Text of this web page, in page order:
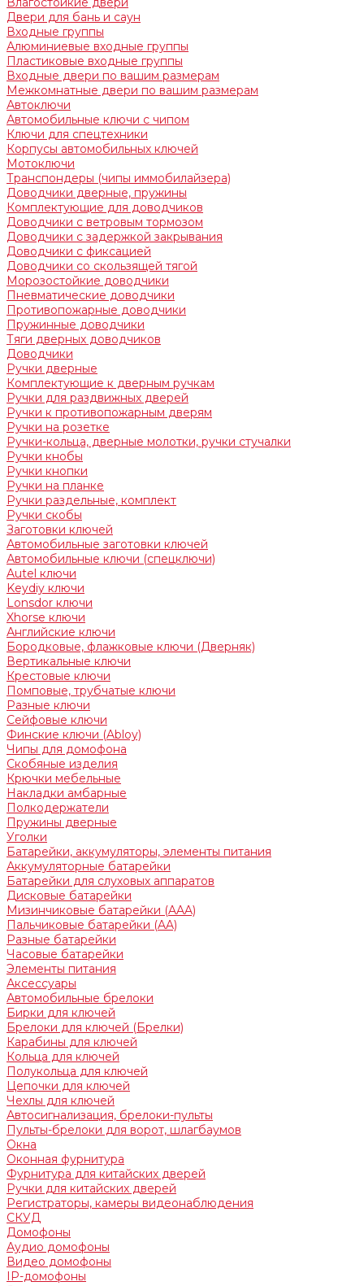
Двери для бань и саун
Входные группы
Алюминиевые входные группы
Пластиковые входные группы
Входные двери по вашим размерам
Межкомнатные двери по вашим размерам
Автоключи
Автомобильные ключи с чипом
Ключи для спецтехники
Корпусы автомобильных ключей
Мотоключи
Транспондеры (чипы иммобилайзера)
Доводчики дверные, пружины
Комплектующие для доводчиков
Доводчики с ветровым тормозом
Доводчики с задержкой закрывания
Доводчики с фиксацией
Доводчики со скользящей тягой
Морозостойкие доводчики
Пневматические доводчики
Противопожарные доводчики
Пружинные доводчики
Тяги дверных доводчиков
Доводчики
Ручки дверные
Комплектующие к дверным ручкам
Ручки для раздвижных дверей
Ручки к противопожарным дверям
Ручки на розетке
Ручки-кольца, дверные молотки, ручки стучалки
Ручки кнобы
Ручки кнопки
Ручки на планке
Ручки раздельные, комплект
Ручки скобы
Заготовки ключей
Автомобильные заготовки ключей
Автомобильные ключи (спецключи)
Autel ключи
Keydiy ключи
Lonsdor ключи
Xhorse ключи
Английские ключи
Бородковые, флажковые ключи (Дверняк)
Вертикальные ключи
Крестовые ключи
Помповые, трубчатые ключи
Разные ключи
Сейфовые ключи
Финские ключи (Abloy)
Чипы для домофона
Скобяные изделия
Крючки мебельные
Накладки амбарные
Полкодержатели
Пружины дверные
Уголки
Батарейки, аккумуляторы, элементы питания
Аккумуляторные батарейки
Батарейки для слуховых аппаратов
Дисковые батарейки
Мизинчиковые батарейки (AAA)
Пальчиковые батарейки (AA)
Разные батарейки
Часовые батарейки
Элементы питания
Аксессуары
Автомобильные брелоки
Бирки для ключей
Брелоки для ключей (Брелки)
Карабины для ключей
Кольца для ключей
Полукольца для ключей
Цепочки для ключей
Чехлы для ключей
Автосигнализация, брелоки-пульты
Пульты-брелоки для ворот, шлагбаумов
Окна
Оконная фурнитура
Фурнитура для китайских дверей
Ручки для китайских дверей
Регистраторы, камеры видеонаблюдения
СКУД
Домофоны
Аудио домофоны
Видео домофоны
IP-домофоны